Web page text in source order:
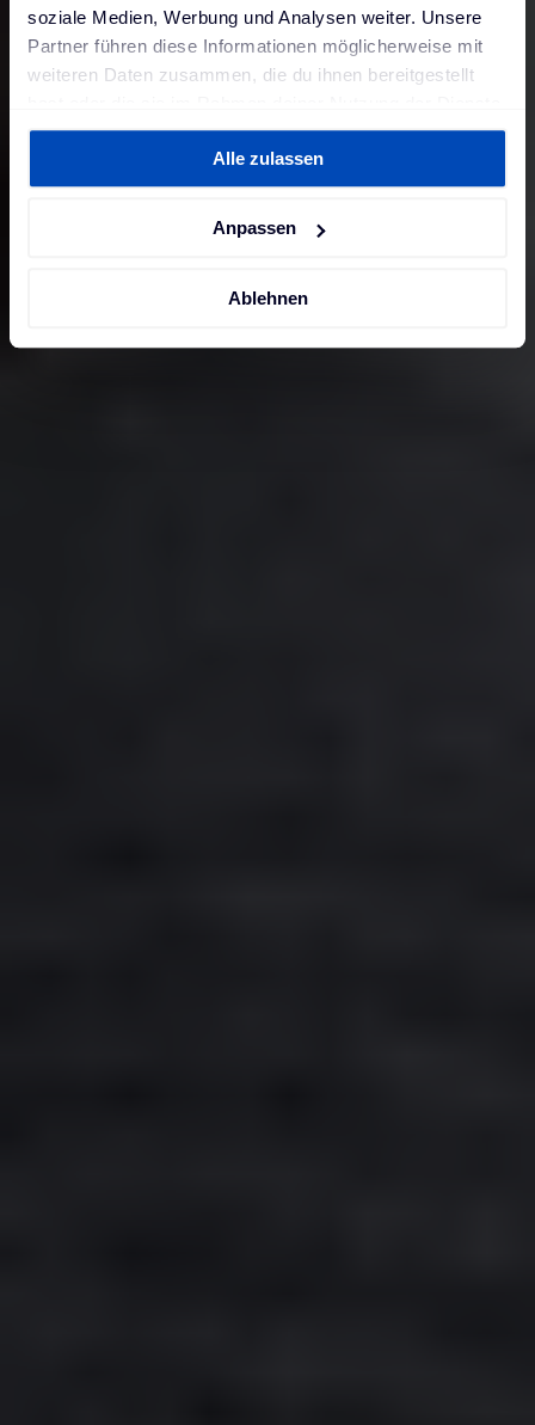
soziale Medien, Werbung und Analysen weiter. Unsere
Partner führen diese Informationen möglicherweise mit
weiteren Daten zusammen, die du ihnen bereitgestellt
gesammelt haben. Weitere Informationen findest du in
Datenschutzerklärungund unserem
Impressum.
Alle zulassen
Anpassen
Ablehnen